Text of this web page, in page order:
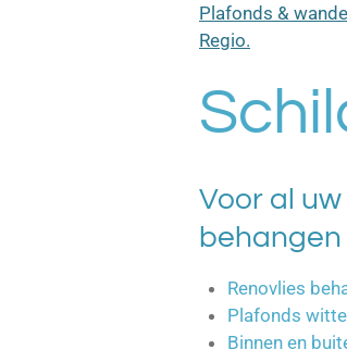
Plafonds &
Regio.
Voor al
Renovlies
Plafonds
Binnen en